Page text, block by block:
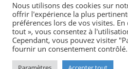
Mentions Légales-Conditions générales de
-Politique qualité- Moyens de paiement-
Nous utilisons des cookies sur
offrir l'expérience la plus
préférences lors de vos visites.
tout », vous consentez à
Cependant, vous pouvez visiter
fournir un consentement contrôlé.